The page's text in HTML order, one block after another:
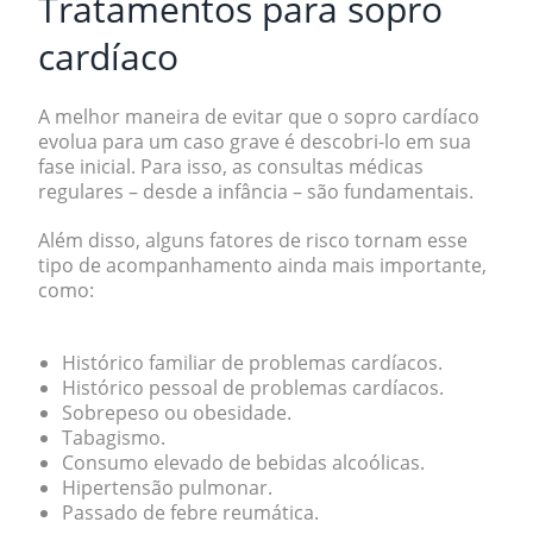
cardíaco
A melhor maneira de evitar que o sopro cardíaco
evolua para um caso grave é descobri-lo em sua
fase inicial. Para isso, as consultas médicas
regulares – desde a infância – são fundamentais.
Além disso, alguns fatores de risco tornam esse
tipo de acompanhamento ainda mais importante,
como:
Histórico familiar de problemas cardíacos.
Histórico pessoal de problemas cardíacos.
Sobrepeso ou obesidade.
Tabagismo.
Consumo elevado de bebidas alcoólicas.
Hipertensão pulmonar.
Passado de febre reumática.